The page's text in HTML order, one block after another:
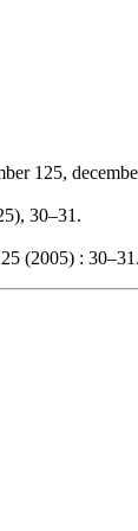
125,
30–31.
(2005) :